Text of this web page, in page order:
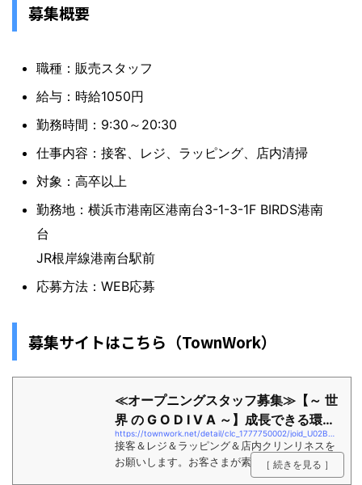
募集概要
職種：販売スタッフ
給与：時給1050円
勤務時間：9:30～20:30
仕事内容：接客、レジ、ラッピング、店内清掃
対象：高卒以上
勤務地：横浜市港南区港南台3-1-3-1F BIRDS港南
台
JR根岸線港南台駅前
応募方法：WEB応募
募集サイトはこちら（TownWork）
≪オープニングスタッフ募集≫【～ 世
界 の G O D I V A ～】成長できる環境
で働い...
接客＆レジ＆ラッピング＆店内クリンリネスを
お願いします。お客さまが素敵なお買物をでき
るようご提案・ご案内して下さい
［ 続きを見る ］